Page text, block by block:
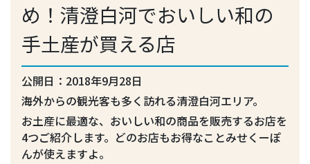
め！清澄白河でおいしい和の
手土産が買える店
公開日：2018年9月28日
海外からの観光客も多く訪れる清澄白河エリア。
お土産に最適な、おいしい和の商品を販売するお店を
4つご紹介します。どのお店もお得なことみせくーぽ
んが使えますよ。